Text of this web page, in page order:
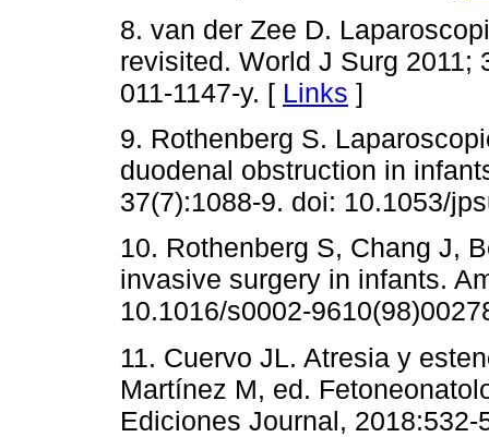
8. van der Zee D.
revisited. World J Surg 2011;
011-1147-y. [ Links ]
9. Rothenberg S.
duodenal obstruction in
37(7):1088-9. doi: 10.1053/
10. Rothenberg S, Chang J,
invasive surgery in infants.
10.1016/s0002-
11. Cuervo JL. Atresia y
Martínez M, ed.
Ediciones Journal,